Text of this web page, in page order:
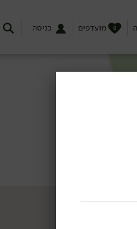
מועדפים 0 כניסה